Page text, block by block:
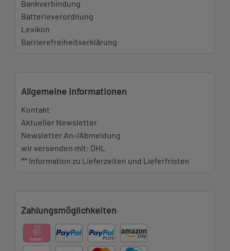
Bankverbindung
Batterieverordnung
Lexikon
Barrierefreiheitserklärung
Allgemeine Informationen
Kontakt
Aktueller Newsletter
Newsletter An-/Abmeldung
wir versenden mit: DHL
** Information zu Lieferzeiten und Lieferfristen
Zahlungsmöglichkeiten